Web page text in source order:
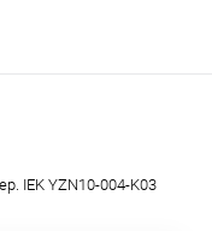
IEK YZN10-004-K03